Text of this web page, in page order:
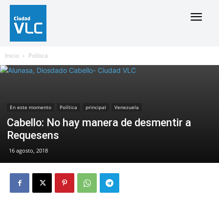
Inicio Política
En este momento Política principal Venezuela
Cabello: No hay manera de desmentir a
Requesens
16 agosto, 2018